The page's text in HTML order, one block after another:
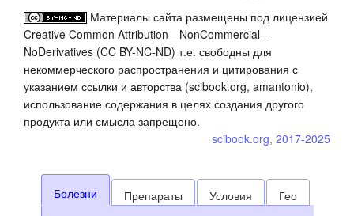
Материалы сайта размещены под лицензией
Creative Common Attribution—NonCommercial—
NoDerivatives (CC BY-NC-ND) т.е. свободны для
некоммерческого распространения и цитирования с
указанием ссылки и авторства (scibook.org, amantonio),
использование содержания в целях создания другого
продукта или смысла запрещено.
scibook.org, 2017-2025
Болезни Препараты Условия
Гео